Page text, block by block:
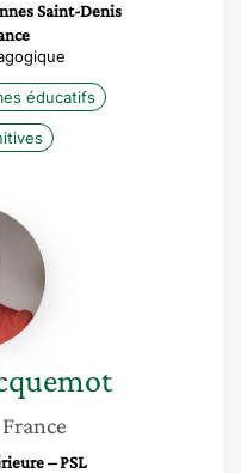
Saint-Denis
éducatifs
– PSL